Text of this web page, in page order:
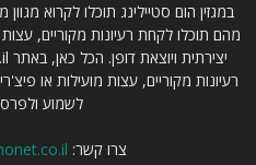
במגזין הום סטיילינג תוכלו לקרוא
מהם תוכלו לקחת רעיונות מקוריים,
רעיונות מקוריים, עצות מועילות או
לשמוע
צרו קשר: